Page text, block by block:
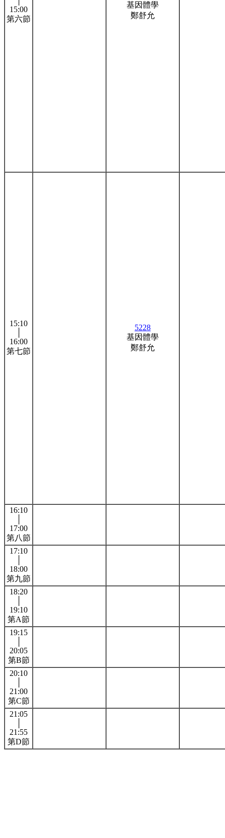
15:00
第六節
基因體學
鄭舒允
15:10
16:00
第七節
5228
基因體學
鄭舒允
16:10
17:00
第八節
17:10
18:00
第九節
18:20
19:10
第A節
19:15
20:05
第B節
20:10
21:00
第C節
21:05
21:55
第D節